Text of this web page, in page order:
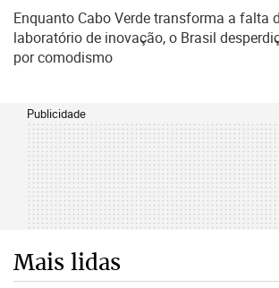
Enquanto Cabo Verde transforma a falta
laboratório de inovação, o Brasil
por comodismo
Publicidade
Mais lidas